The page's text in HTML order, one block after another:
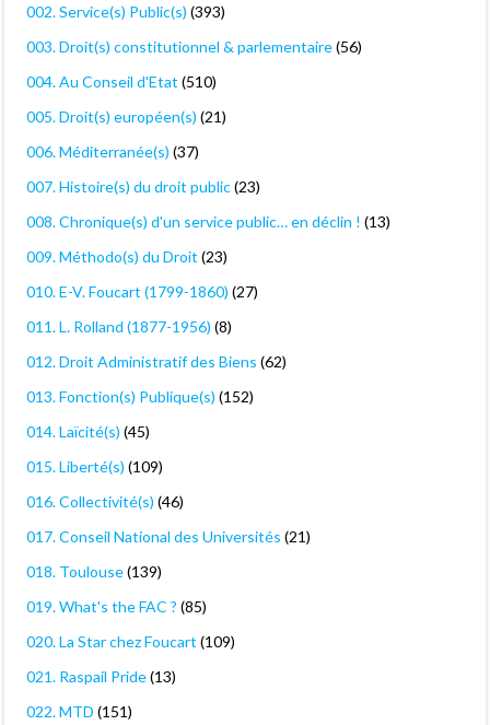
002. Service(s) Public(s) (393)
003. Droit(s) constitutionnel & parlementaire(56)
004. Au Conseil d'Etat (510)
005. Droit(s) européen(s) (21)
006. Méditerranée(s) (37)
007. Histoire(s) du droit public(23)
008. Chronique(s) d'un service public… en déclin ! (13)
009. Méthodo(s) du Droit (23)
010. E-V. Foucart (1799-1860) (27)
011. L. Rolland (1877-1956) (8)
012. Droit Administratif des Biens (62)
013. Fonction(s) Publique(s) (152)
014. Laïcité(s) (45)
015. Liberté(s) (109)
016. Collectivité(s) (46)
017. Conseil National des Universités (21)
018. Toulouse(139)
019. What's the FAC ? (85)
020. La Star chez Foucart (109)
021. Raspail Pride(13)
022. MTD (151)